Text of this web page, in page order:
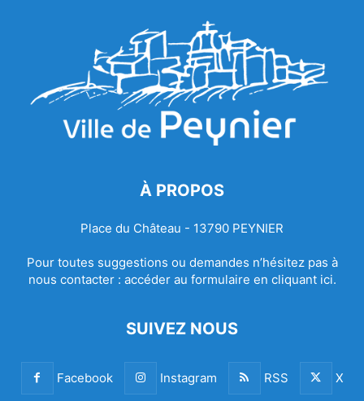
À PROPOS
Place du Château - 13790 PEYNIER
Pour toutes suggestions ou demandes n’hésitez pas à
nous contacter : accéder au formulaire en cliquant ici.
SUIVEZ NOUS
Facebook Instagram RSS X